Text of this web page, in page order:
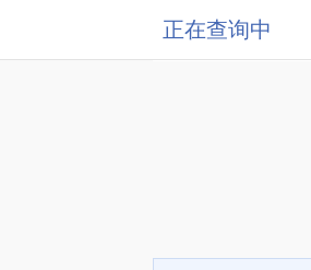
正在查询中